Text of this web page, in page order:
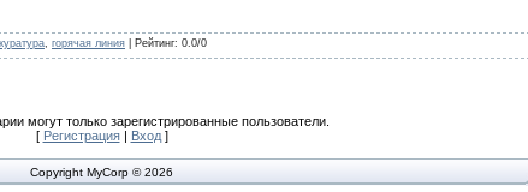
, горячая линия Рейтинг: 0.0/0
могут только зарегистрированные пользователи.
[ Регистрация| Вход]
Copyright MyCorp © 2026